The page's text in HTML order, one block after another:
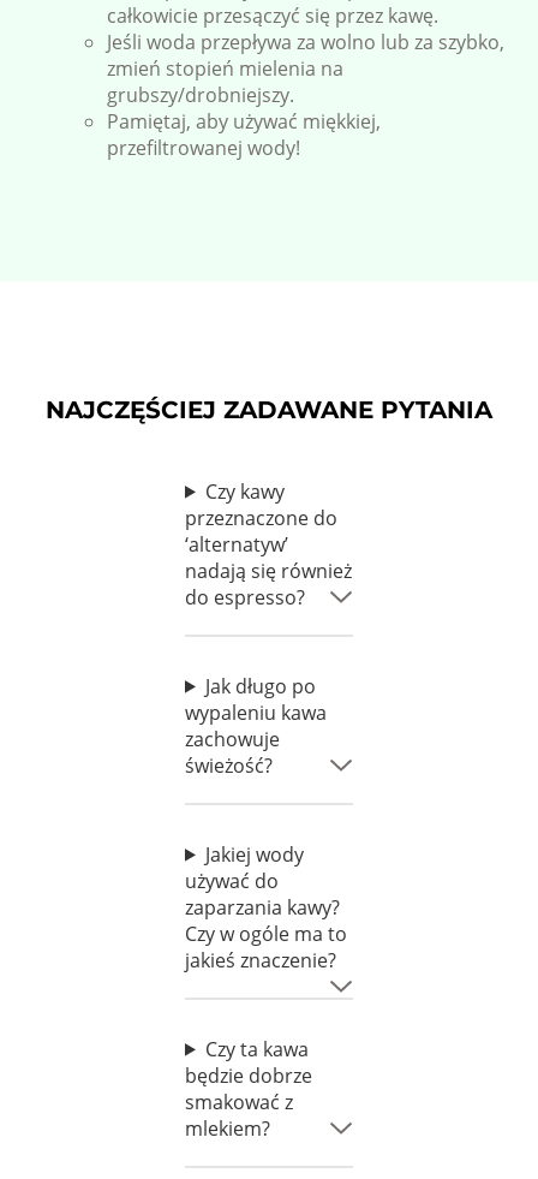
całkowicie przesączyć się przez kawę.
Jeśli woda przepływa za wolno lub za szybko,
zmień stopień mielenia na
grubszy/drobniejszy.
Pamiętaj, aby używać miękkiej,
przefiltrowanej wody!
NAJCZĘŚCIEJ ZADAWANE PYTANIA
Czy kawy
przeznaczone do
‘alternatyw’
nadają się również
do espresso?
Jak długo po
wypaleniu kawa
zachowuje
świeżość?
Jakiej wody
używać do
zaparzania kawy?
Czy w ogóle ma to
jakieś znaczenie?
Czy ta kawa
będzie dobrze
smakować z
mlekiem?